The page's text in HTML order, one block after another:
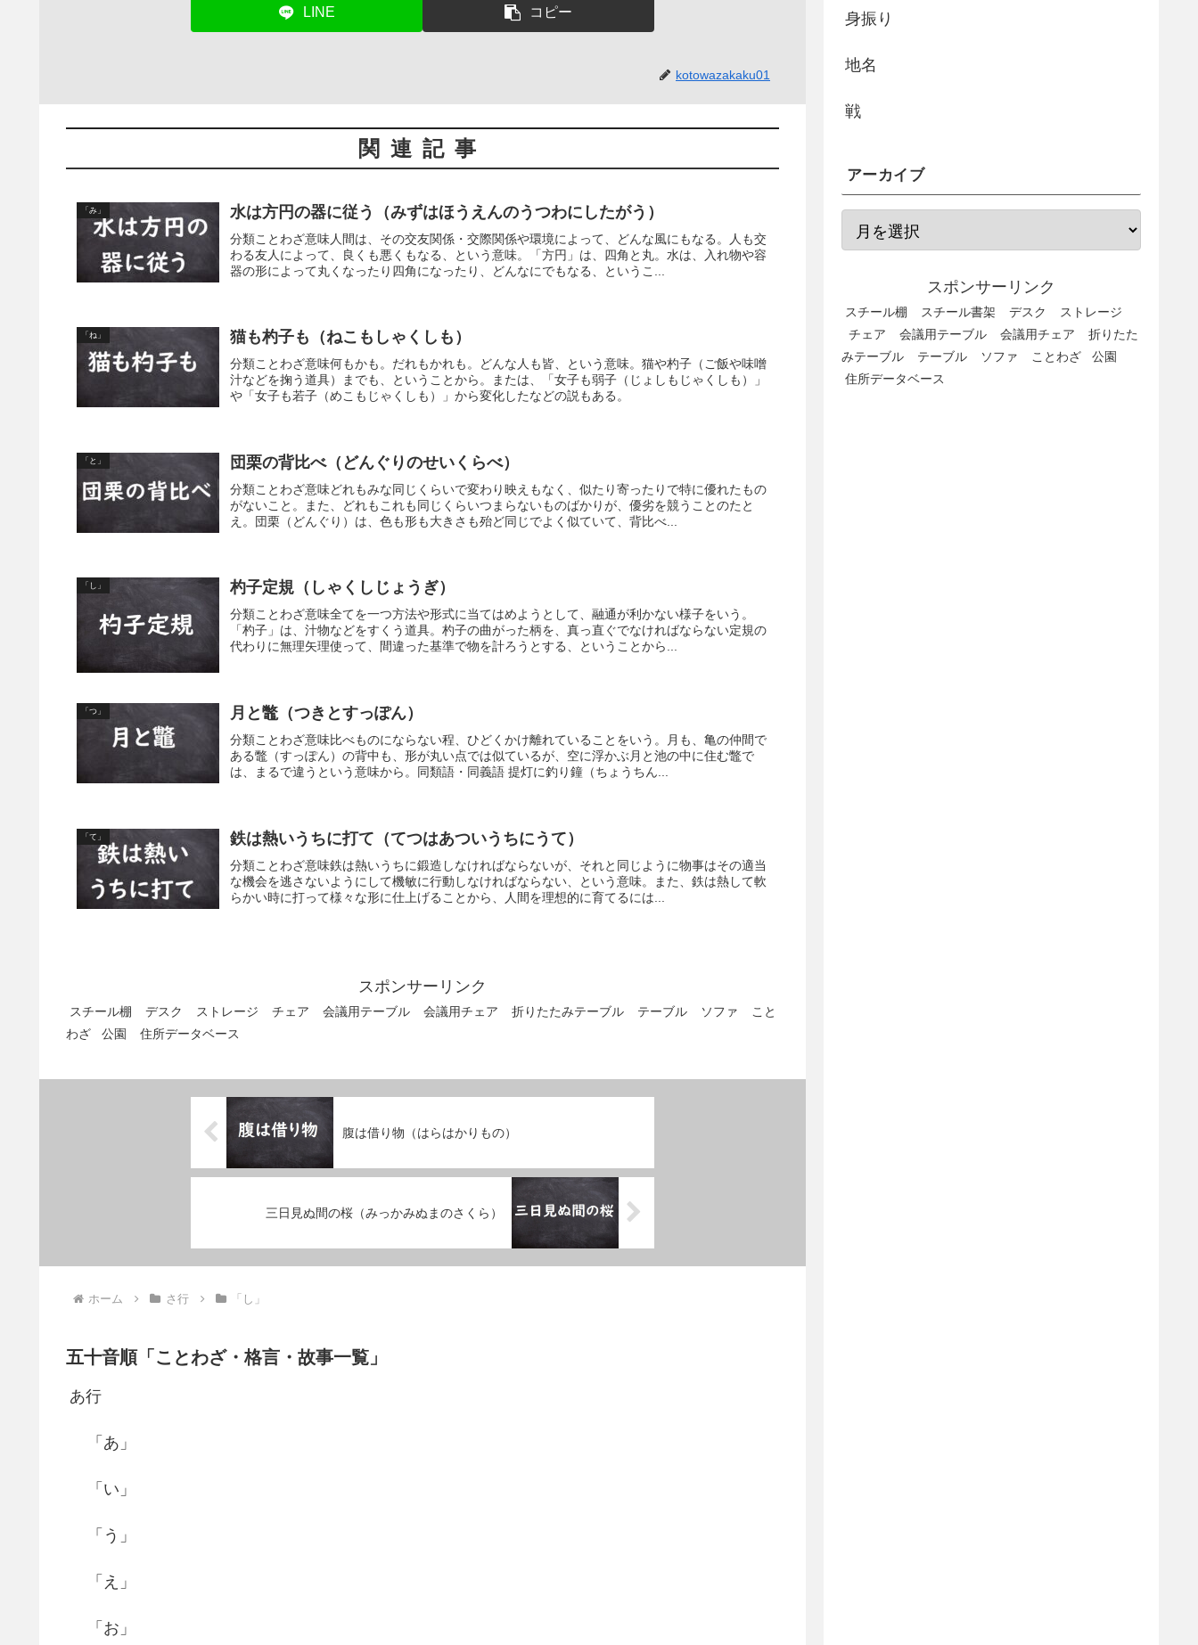
LINE コピー
kotowazakaku01
関連記事
「み」 水は方円の器に従う（みずはほうえんのうつわにしたがう）
分類ことわざ意味人間は、その交友関係・交際関係や環境によって、どんな風にもなる。人も交
わる友人によって、良くも悪くもなる、という意味。「方円」は、四角と丸。水は、入れ物や容
器の形によって丸くなったり四角になったり、どんなにでもなる、というこ...
「ね」 猫も杓子も（ねこもしゃくしも）
分類ことわざ意味何もかも。だれもかれも。どんな人も皆、という意味。猫や杓子（ご飯や味噌
汁などを掬う道具）までも、ということから。または、「女子も弱子（じょしもじゃくしも）」
や「女子も若子（めこもじゃくしも）」から変化したなどの説もある。
「と」 団栗の背比べ（どんぐりのせいくらべ）
分類ことわざ意味どれもみな同じくらいで変わり映えもなく、似たり寄ったりで特に優れたもの
がないこと。また、どれもこれも同じくらいつまらないものばかりが、優劣を競うことのたと
え。団栗（どんぐり）は、色も形も大きさも殆ど同じでよく似ていて、背比べ...
「し」 杓子定規（しゃくしじょうぎ）
分類ことわざ意味全てを一つ方法や形式に当てはめようとして、融通が利かない様子をいう。
「杓子」は、汁物などをすくう道具。杓子の曲がった柄を、真っ直ぐでなければならない定規の
代わりに無理矢理使って、間違った基準で物を計ろうとする、ということから...
「つ」 月と鼈（つきとすっぽん）
分類ことわざ意味比べものにならない程、ひどくかけ離れていることをいう。月も、亀の仲間で
ある鼈（すっぽん）の背中も、形が丸い点では似ているが、空に浮かぶ月と池の中に住む鼈で
は、まるで違うという意味から。同類語・同義語 提灯に釣り鐘（ちょうちん...
「て」 鉄は熱いうちに打て（てつはあついうちにうて）
分類ことわざ意味鉄は熱いうちに鍛造しなければならないが、それと同じように物事はその適当
な機会を逃さないようにして機敏に行動しなければならない、という意味。また、鉄は熱して軟
らかい時に打って様々な形に仕上げることから、人間を理想的に育てるには...
スポンサーリンク
スチール棚 デスク ストレージ チェア 会議用テーブル 会議用チェア 折りたたみテーブル テーブル ソファ
こと
わざ
公園 住所データベース
腹は借り物（はらはかりもの）
三日見ぬ間の桜（みっかみぬまのさくら）
ホーム さ行 「し」
五十音順「ことわざ・格言・故事一覧」
あ行
「あ」
「い」
「う」
「え」
「お」
身振り
地名
戦
アーカイブ
スポンサーリンク
スチール棚 スチール書架 デスク
ストレージ
チェア
会議用テーブル 会議用チェア
折りたた
みテーブル
テーブル ソファ ことわざ
公園
住所データベース